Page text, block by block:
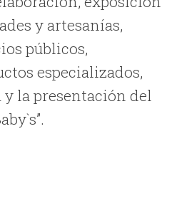
y artesanías,
públicos,
especializados,
y la presentación del